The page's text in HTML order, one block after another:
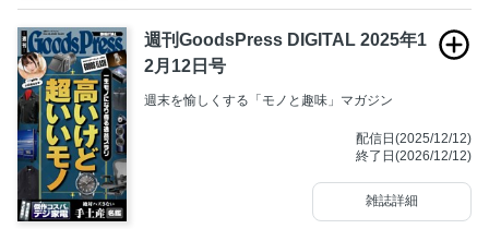
週刊GoodsPress DIGITAL 2025年1
2月12日号
週末を愉しくする「モノと趣味」マガジン
配信日(2025/12/12)
終了日(2026/12/12)
雑誌詳細